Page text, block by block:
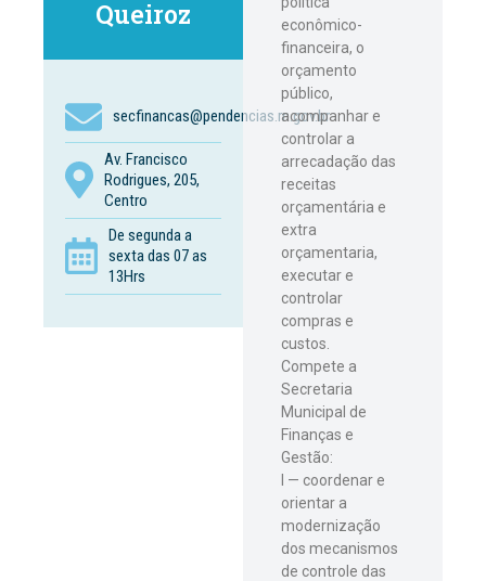
Queiroz
secfinancas@pendencias.rn.gov.br
Av. Francisco
Rodrigues, 205,
Centro
De segunda a
sexta das 07 as
13Hrs
econômico-
financeira, o
orçamento
público,
acompanhar e
controlar a
arrecadação das
receitas
orçamentária e
extra
orçamentaria,
executar e
controlar
compras e
custos.
Compete a
Secretaria
Municipal de
Finanças e
Gestão:
I — coordenar e
orientar a
modernização
dos mecanismos
de controle das